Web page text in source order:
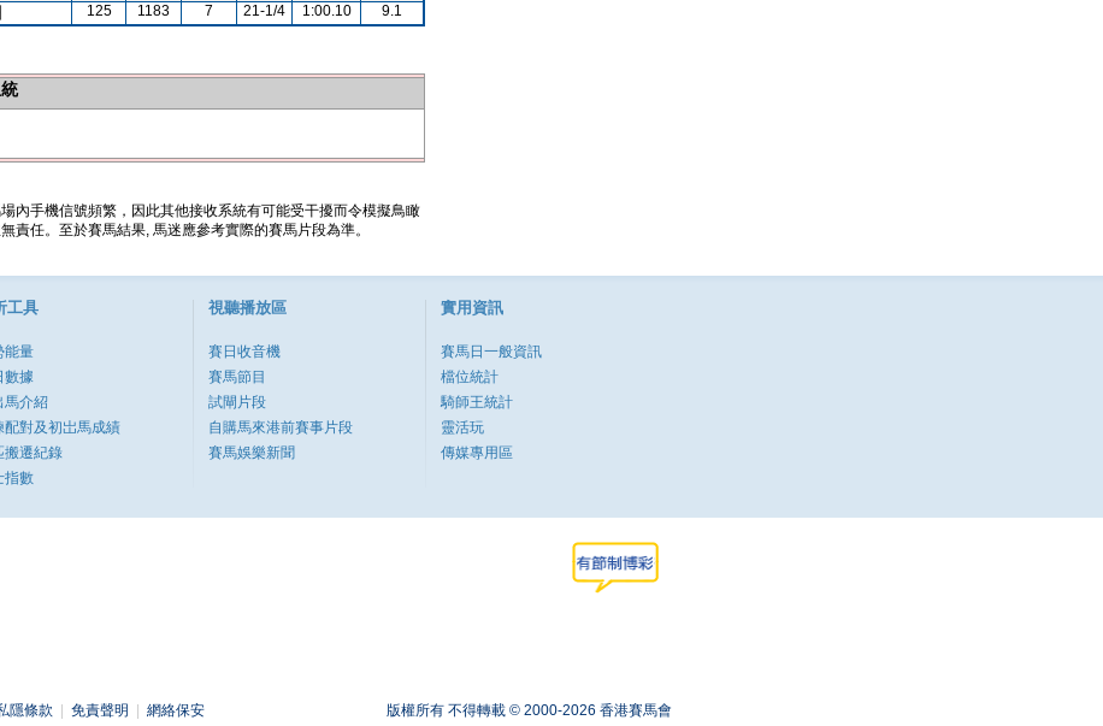
125 1183 7 21-1/4 1:00.10 9.1
內手機信號頻繁，因此其他接收系統有可能受干擾而令模擬鳥瞰
任。至於賽馬結果, 馬迷應參考實際的賽馬片段為準。
工具
能量
數據
馬介紹
配對及初岀馬成績
搬遷紀錄
指數
視聽播放區
賽日收音機
賽馬節目
試閘片段
自購馬來港前賽事片段
賽馬娛樂新聞
實用資訊
賽馬日一般資訊
檔位統計
騎師王統計
靈活玩
傳媒專用區
隱條款 免責聲明 網絡保安 版權所有 不得轉載 © 2000-2026 香港賽馬會